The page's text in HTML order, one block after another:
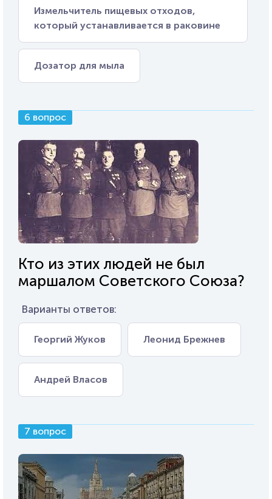
Измельчитель пищевых отходов,
который устанавливается в раковине
Дозатор для мыла
6 вопрос
Кто из этих людей не был
маршалом Советского Союза?
Варианты ответов:
Георгий Жуков Леонид Брежнев
Андрей Власов
7 вопрос